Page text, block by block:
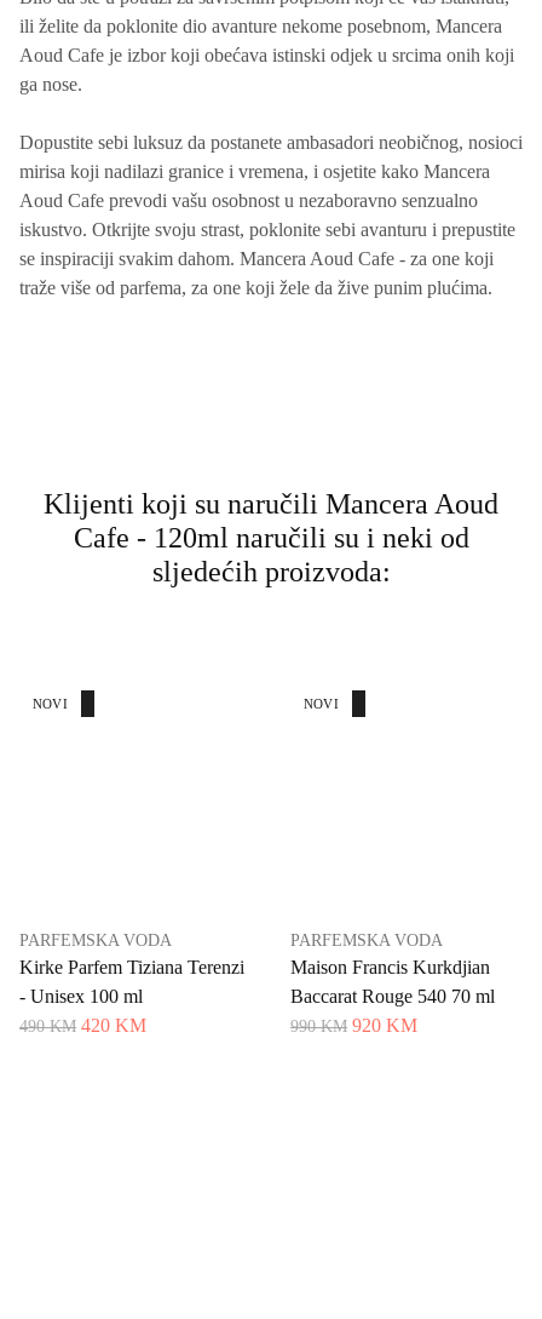
ili želite da poklonite dio avanture nekome posebnom, Mancera
Aoud Cafe je izbor koji obećava istinski odjek u srcima onih koji
ga nose.
Dopustite sebi luksuz da postanete ambasadori neobičnog, nosioci
mirisa koji nadilazi granice i vremena, i osjetite kako Mancera
Aoud Cafe prevodi vašu osobnost u nezaboravno senzualno
iskustvo. Otkrijte svoju strast, poklonite sebi avanturu i prepustite
se inspiraciji svakim dahom. Mancera Aoud Cafe - za one koji
traže više od parfema, za one koji žele da žive punim plućima.
Klijenti koji su naručili Mancera Aoud
Cafe - 120ml naručili su i neki od
sljedećih proizvoda:
AKCIJA
NOVI
PARFEMSKA VODA
Kirke Parfem Tiziana Terenzi
- Unisex 100 ml
490 KM 420 KM
AKCIJA
NOVI
PARFEMSKA VODA
Maison Francis Kurkdjian
Baccarat Rouge 540 70 ml
990 KM 920 KM